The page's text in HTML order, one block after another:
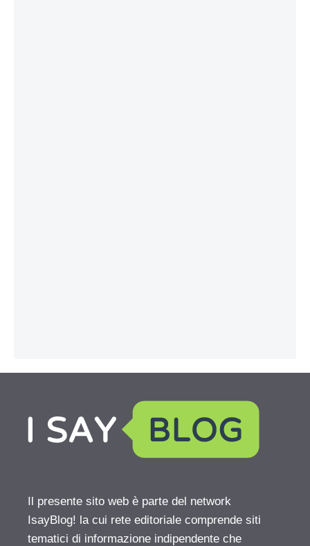
Il presente sito web è parte del network
IsayBlog! la cui rete editoriale comprende siti
tematici di informazione indipendente che